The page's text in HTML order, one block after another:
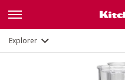
Explorer